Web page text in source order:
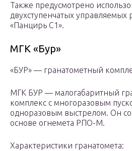
Также предусмотрено
двухступенчатых управляемых
«Панцирь С1».
МГК «Бур»
«БУР» — гранатометный
МГК БУР — малогабаритный
комплекс с многоразовым
одноразовым выстрелом. Он
основе огнемета РПО-М.
Характеристики гранатомета: